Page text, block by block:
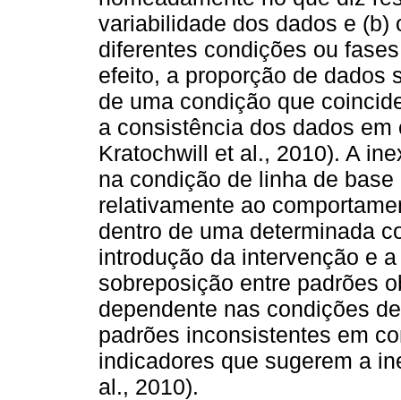
variabilidade dos dados e (b)
diferentes condições ou
efeito, a proporção de dados
de uma condição que
a consistência dos dados
Kratochwill et al., 2010). A
na condição de linha de
relativamente ao
dentro de uma determinada
introdução da intervenção e
sobreposição entre padrões
dependente nas condições
padrões inconsistentes em
indicadores que sugerem a
al., 2010).